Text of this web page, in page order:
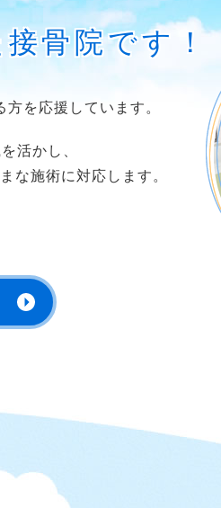
骨院です！
を応援しています。
活かし、
な施術に対応します。